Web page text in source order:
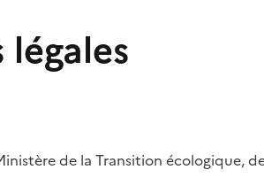
de la Transition écologique,